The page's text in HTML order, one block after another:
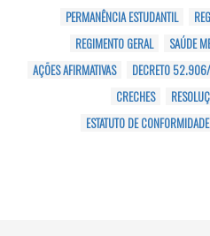
PERMANÊNCIA ESTUDANTIL
REGIMENTO GERAL
SAÚDE
AÇÕES AFIRMATIVAS
DECRETO
CRECHES
ESTATUTO DE